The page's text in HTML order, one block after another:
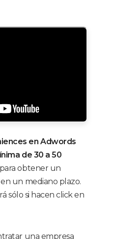
en Adwords
de 30 a 50
para obtener un
un mediano plazo.
sólo si hacen click en
una empresa